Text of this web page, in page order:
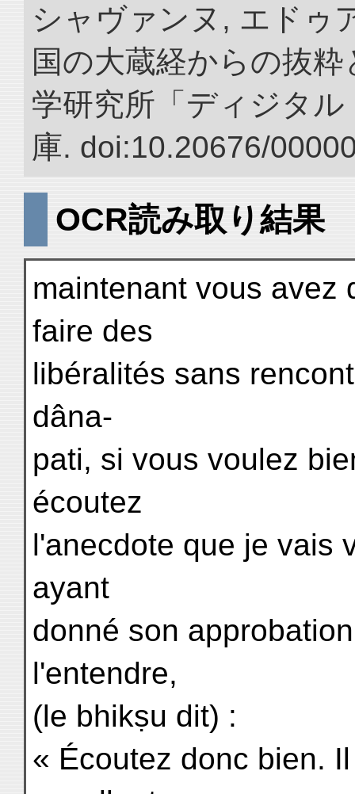
シャヴァンヌ, エドゥ
国の大蔵経からの抜
学研究所「ディジタ
庫. doi:10.20676/
OCR読み取り結果
maintenant vous avez
faire des
libéralités sans
dâna-
pati, si vous voulez
écoutez
l'anecdote que je vais
ayant
donné son
l'entendre,
(le bhikṣu dit) :
« Écoutez donc bien.